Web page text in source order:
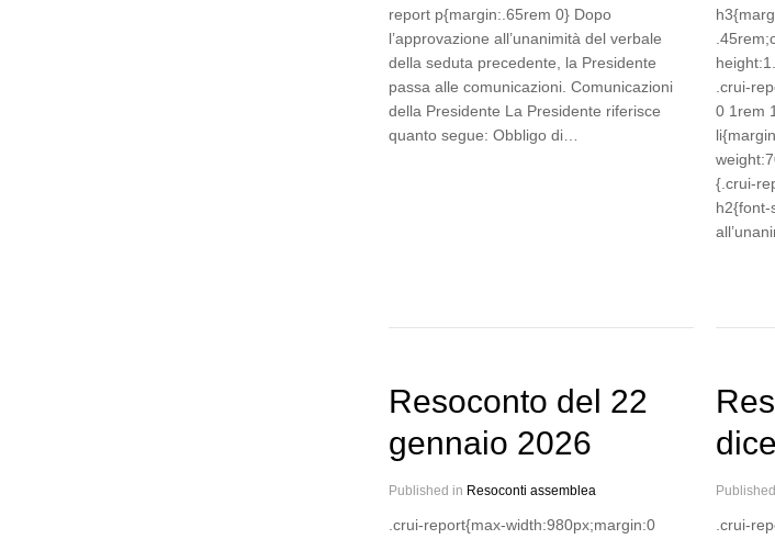
report p{margin:.65rem 0} Dopo
l’approvazione all’unanimità del verbale
della seduta precedente, la Presidente
passa alle comunicazioni. Comunicazioni
della Presidente La Presidente riferisce
quanto segue: Obbligo di…
.crui-
0 1rem
{.crui-
h2{font-
Resoconto del 22
gennaio 2026
Published in Resoconti assemblea
.crui-report{max-width:980px;margin:0
.crui-